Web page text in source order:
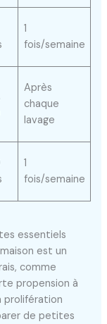
1
fois/semaine
Après
chaque
lavage
1
fois/semaine
essentiels
est un
comme
propension à
prolifération
de petites